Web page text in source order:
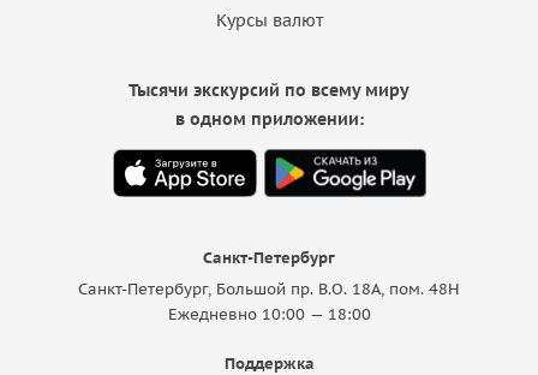
Курсы валют
Санкт-Петербург
Санкт-Петербург, Большой пр. В.О. 18A, пом. 48Н
Ежедневно 10:00 — 18:00
Поддержка
Тысячи экскурсий по всему миру
в одном приложении: